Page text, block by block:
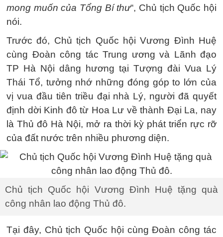
mong muốn của Tổng Bí thư“, Chủ tịch Quốc hội
nói.
Trước đó, Chủ tịch Quốc hội Vương Đình Huệ
cùng Đoàn công tác Trung ương và Lãnh đạo
TP Hà Nội dâng hương tại Tượng đài Vua Lý
Thái Tổ, tưởng nhớ những đóng góp to lớn của
vị vua đầu tiên triều đại nhà Lý, người đã quyết
định dời Kinh đô từ Hoa Lư về thành Đại La, nay
là Thủ đô Hà Nội, mở ra thời kỳ phát triển rực rỡ
của đất nước trên nhiều phương diện.
Chủ tịch Quốc hội Vương Đình Huệ tặng quà
công nhân lao động Thủ đô.
Tại đây, Chủ tịch Quốc hội cùng Đoàn công tác